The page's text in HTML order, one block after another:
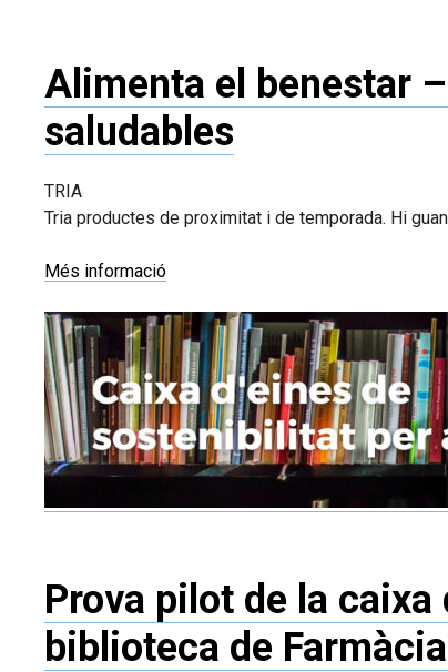
Alimenta el benestar
saludables
TRIA
Tria productes de proximitat i de temporada. Hi
Més informació
Prova pilot de la
biblioteca de